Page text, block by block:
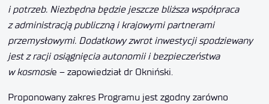
i potrzeb. Niezbędna będzie jeszcze bliższa współpraca
z administracją publiczną i krajowymi partnerami
przemysłowymi. Dodatkowy zwrot inwestycji spodziewany
jest z racji osiągnięcia autonomii i bezpieczeństwa
w kosmosie – zapowiedział dr Okniński.
Proponowany zakres Programu jest zgodny zarówno